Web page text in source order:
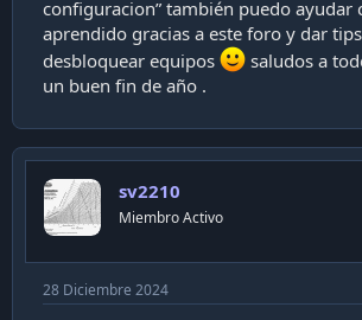
configuracion” también puedo ayudar
aprendido gracias a este foro y dar
desbloquear equipos
saludos a
un buen fin de año .
sv2210
Miembro Activo
28 Diciembre 2024